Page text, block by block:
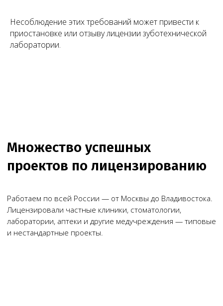
Несоблюдение этих требований может привести к
приостановке или отзыву лицензии зуботехнической
лаборатории.
Руководитель Melegal
+7
Я согласен(на) на обработку персональных
данных в соответствии сСогласием